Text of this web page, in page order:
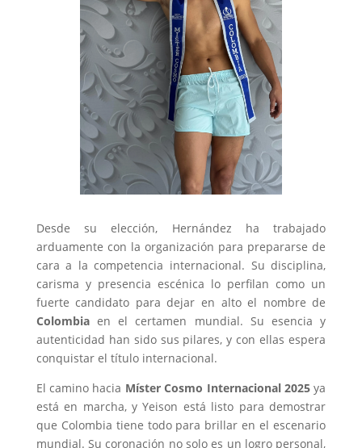
Desde su elección, Hernández ha trabajado
arduamente con la organización para prepararse de
cara a la competencia internacional. Su disciplina,
carisma y presencia escénica lo perfilan como un
fuerte candidato para dejar en alto el nombre de
Colombiaen el certamen mundial. Su esencia y
autenticidad han sido sus pilares, y con ellas espera
conquistar el título internacional.
El camino hacia Míster Cosmo Internacional 2025ya
está en marcha, y Yeison está listo para demostrar
que Colombia tiene todo para brillar en el escenario
mundial. Su coronación no solo es un logro personal,